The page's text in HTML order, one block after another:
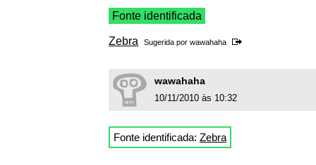
Fonte identificada
Zebra Sugerida por wawahaha
wawahaha
10/11/2010 às 10:32
Fonte identificada: Zebra